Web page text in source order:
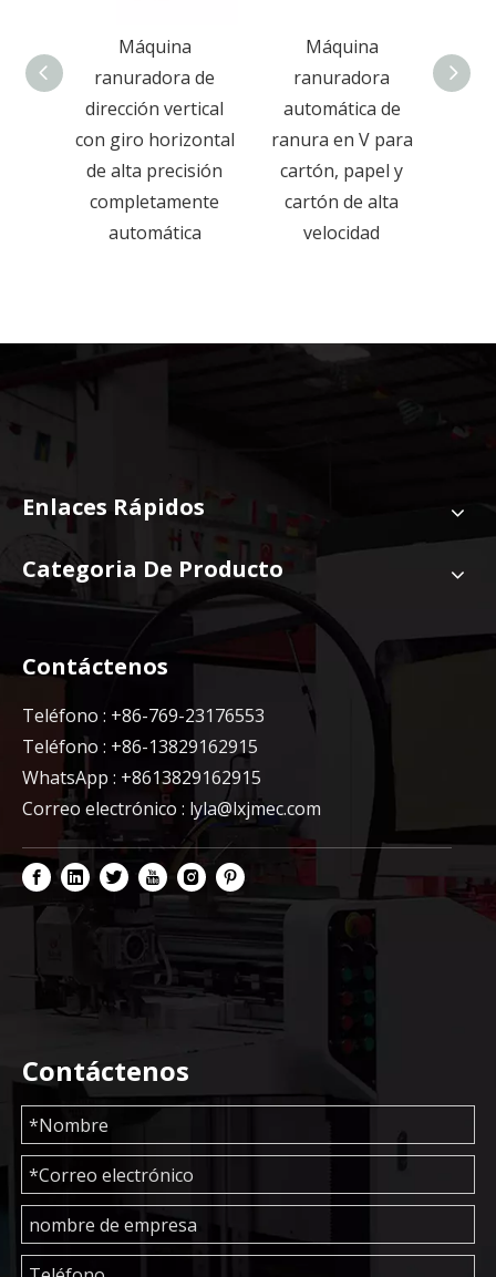
Máquina
ranuradora de
dirección vertical
con giro horizontal
de alta precisión
completamente
automática
Máquina
ranuradora
automática de
ranura en V para
cartón, papel y
cartón de alta
velocidad
Enlaces Rápidos
Categoria De Producto
Contáctenos
Teléfono : +86-769-23176553
Teléfono : +86-13829162915
WhatsApp : +8613829162915
Correo electrónico : lyla@lxjmec.com
Contáctenos